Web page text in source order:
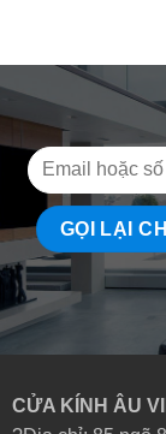
CỬA KÍNH ÂU